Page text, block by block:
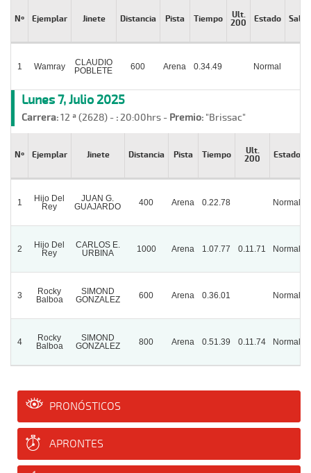
Nº Ejemplar Jinete Distancia Pista Tiempo
Ult.
200
Estado
1 Wamray
CLAUDIO
POBLETE
600 Arena 0.34.49 Normal
Lunes 7, Julio 2025
Carrera:12 ª (2628) - :20:00hrs - Premio: "Brissac"
Nº Ejemplar Jinete Distancia Pista Tiempo
Ult.
200
Estado
1
Hijo Del
Rey
JUAN G.
GUAJARDO
400 Arena 0.22.78 Normal
2
Hijo Del
Rey
CARLOS E.
URBINA
1000 Arena 1.07.77 0.11.71 Normal
3
Rocky
Balboa
SIMOND
GONZALEZ
600 Arena 0.36.01 Normal
4
Rocky
Balboa
SIMOND
GONZALEZ
800 Arena 0.51.39 0.11.74 Normal
PRONÓSTICOS
APRONTES